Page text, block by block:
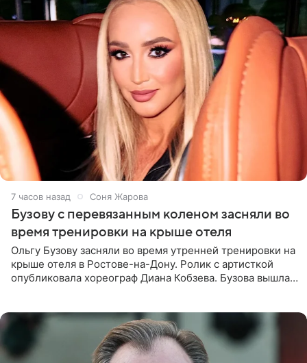
7 часов назад Соня Жарова
Бузову с перевязанным коленом засняли во
время тренировки на крыше отеля
Ольгу Бузову засняли во время утренней тренировки на
крыше отеля в Ростове-на-Дону. Ролик с артисткой
опубликовала хореограф Диана Кобзева. Бузова вышла